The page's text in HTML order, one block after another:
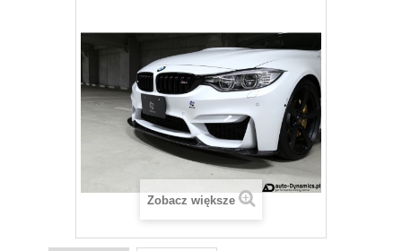
Zobacz większe